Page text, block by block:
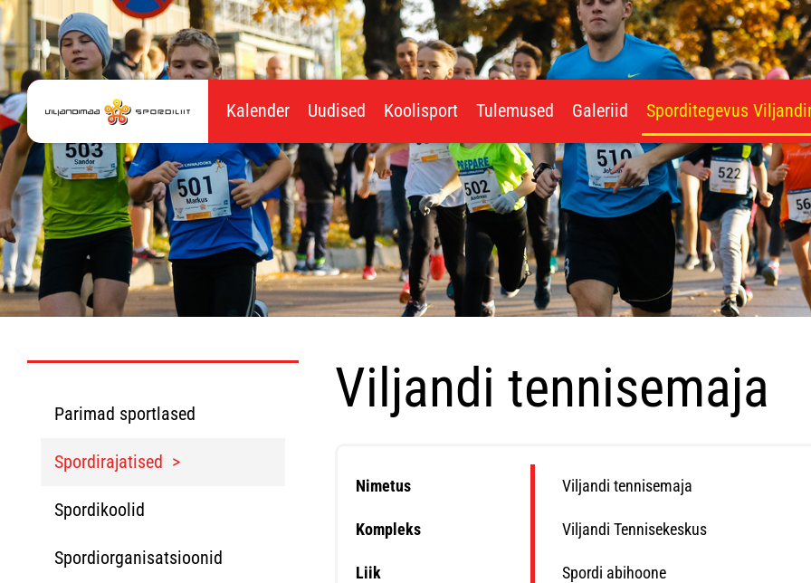
Kalender Uudised Koolisport Tulemused Galeriid Sporditegevus
Parimad sportlased
Spordirajatised
Spordikoolid
Spordiorganisatsioonid
Viljandi tennisemaja
Nimetus Viljandi tennisemaja
Kompleks Viljandi Tennisekeskus
Liik Spordi abihoone